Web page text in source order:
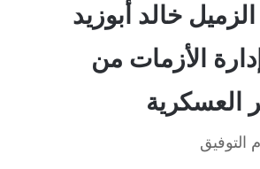
الزميل خالد أبوزيد
الأزمات من
العسكرية
التوفيق